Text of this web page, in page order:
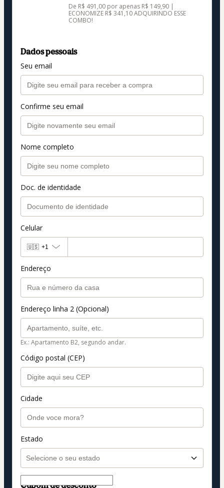
De R$ 491,00 por apenas R$ 149,90 |
ECONOMIZE R$ 341,10 ADQUIRINDO ESSE
COMBO!
Dados pessoais
Seu email
Confirme seu email
Nome completo
Doc. de identidade
Celular
🇺🇸 +1
Endereço
Endereço linha 2 (Opcional)
Ex.: Apartamento B2, segundo andar.
Código postal (CEP)
Cidade
Estado
Cupom de desconto